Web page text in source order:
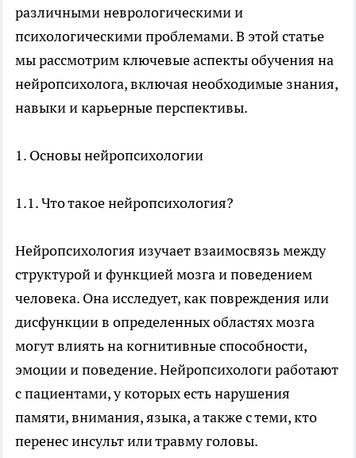
различными неврологическими и
психологическими проблемами. В этой статье
мы рассмотрим ключевые аспектыобучения на
нейропсихолога,включая необходимые знания,
навыки и карьерные перспективы.
1. Основы нейропсихологии
1.1. Что такое нейропсихология?
Нейропсихология изучает взаимосвязь между
структурой и функцией мозга и поведением
человека. Она исследует, как повреждения или
дисфункции в определенных областях мозга
могут влиять на когнитивные способности,
эмоции и поведение. Нейропсихологи работают
с пациентами, у которых есть нарушения
памяти, внимания, языка, а также с теми, кто
перенес инсульт или травму головы.